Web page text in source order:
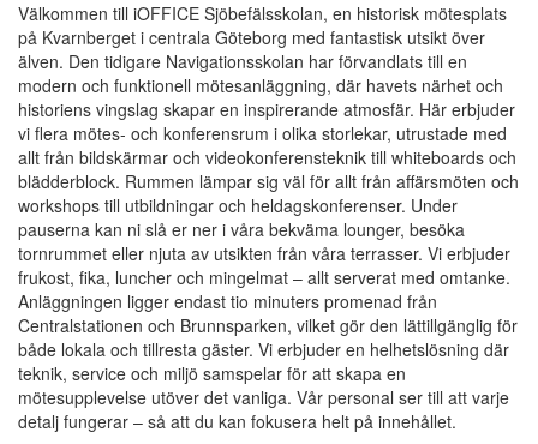
Välkommen till iOFFICE Sjöbefälsskolan, en historisk mötesplats
på Kvarnberget i centrala Göteborg med fantastisk utsikt över
älven. Den tidigare Navigationsskolan har förvandlats till en
modern och funktionell mötesanläggning, där havets närhet och
historiens vingslag skapar en inspirerande atmosfär. Här erbjuder
vi flera mötes- och konferensrum i olika storlekar, utrustade med
allt från bildskärmar och videokonferensteknik till whiteboards och
blädderblock. Rummen lämpar sig väl för allt från affärsmöten och
workshops till utbildningar och heldagskonferenser. Under
pauserna kan ni slå er ner i våra bekväma lounger, besöka
tornrummet eller njuta av utsikten från våra terrasser. Vi erbjuder
frukost, fika, luncher och mingelmat – allt serverat med omtanke.
Anläggningen ligger endast tio minuters promenad från
Centralstationen och Brunnsparken, vilket gör den lättillgänglig för
både lokala och tillresta gäster. Vi erbjuder en helhetslösning där
teknik, service och miljö samspelar för att skapa en
mötesupplevelse utöver det vanliga. Vår personal ser till att varje
detalj fungerar – så att du kan fokusera helt på innehållet.